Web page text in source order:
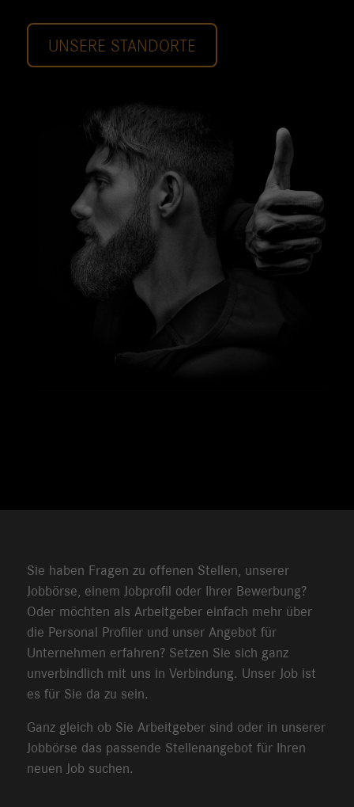
UNSERE STANDORTE
Sie haben Fragen zu offenen Stellen, unserer
Jobbörse, einem Jobprofil oder Ihrer Bewerbung?
Oder möchten als Arbeitgeber einfach mehr über
die Personal Profiler und unser Angebot für
Unternehmen erfahren? Setzen Sie sich ganz
unverbindlich mit uns in Verbindung. Unser Job ist
es für Sie da zu sein.
Ganz gleich ob Sie Arbeitgeber sind oder in unserer
Jobbörse das passende Stellenangebot für Ihren
neuen Job suchen.